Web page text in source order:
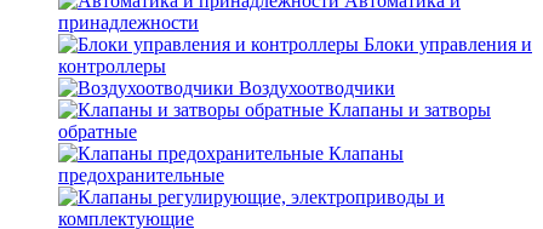
принадлежности
Блоки управления и
контроллеры
Воздухоотводчики
Клапаны и затворы
обратные
Клапаны
предохранительные